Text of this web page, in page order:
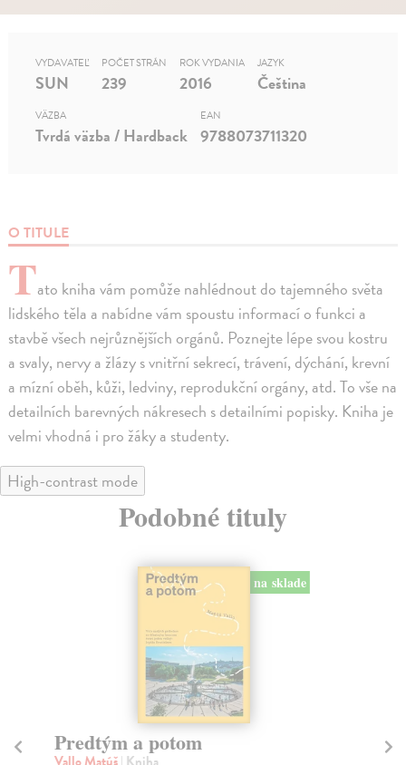
O TITULE
Tato kniha vám pomůže nahlédnout do tajemného světa
lidského těla a nabídne vám spoustu informací o funkci a
stavbě všech nejrůznějších orgánů. Poznejte lépe svou kostru
a svaly, nervy a žlázy s vnitřní sekrecí, trávení, dýchání, krevní
a mízní oběh, kůži, ledviny, reprodukční orgány, atd. To vše na
detailních barevných nákresech s detailními popisky. Kniha je
velmi vhodná i pro žáky a studenty.
VYDAVATEĽ
SUN
POČET STRÁN
239
ROK VYDANIA
2016
JAZYK
Čeština
VÄZBA
Tvrdá väzba / Hardback
EAN
9788073711320
High-contrast mode
Podobné tituly
Město a jeho nejisté zdi